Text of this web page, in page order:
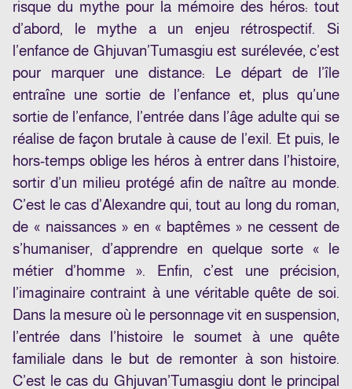
risque du mythe pour la mémoire des héros: tout
d’abord, le mythe a un enjeu rétrospectif. Si
l’enfance de Ghjuvan’Tumasgiu est surélevée, c’est
pour marquer une distance: Le départ de l’île
entraîne une sortie de l’enfance et, plus qu’une
sortie de l’enfance, l’entrée dans l’âge adulte qui se
réalise de façon brutale à cause de l’exil. Et puis, le
hors-temps oblige les héros à entrer dans l’histoire,
sortir d’un milieu protégé afin de naître au monde.
C’est le cas d’Alexandre qui, tout au long du roman,
de « naissances » en « baptêmes » ne cessent de
s’humaniser, d’apprendre en quelque sorte « le
métier d’homme ». Enfin, c’est une précision,
l’imaginaire contraint à une véritable quête de soi.
Dans la mesure où le personnage vit en suspension,
l’entrée dans l’histoire le soumet à une quête
familiale dans le but de remonter à son histoire.
C’est le cas du Ghjuvan’Tumasgiu dont le principal